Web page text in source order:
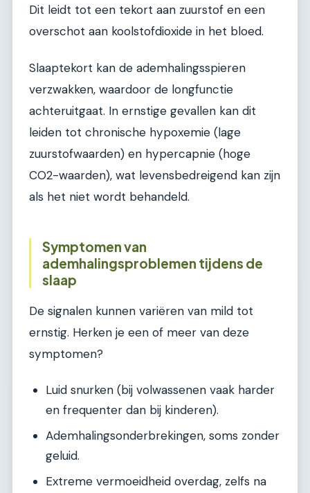
Dit leidt tot een tekort aan zuurstof en een
overschot aan koolstofdioxide in het bloed.
Slaaptekort kan de ademhalingsspieren
verzwakken, waardoor de longfunctie
achteruitgaat. In ernstige gevallen kan dit
leiden tot chronische hypoxemie (lage
zuurstofwaarden) en hypercapnie (hoge
CO2-waarden), wat levensbedreigend kan zijn
als het niet wordt behandeld.
Symptomen van
ademhalingsproblemen tijdens de
slaap
De signalen kunnen variëren van mild tot
ernstig. Herken je een of meer van deze
symptomen?
Luid snurken (bij volwassenen vaak harder
en frequenter dan bij kinderen).
Ademhalingsonderbrekingen, soms zonder
geluid.
Extreme vermoeidheid overdag, zelfs na